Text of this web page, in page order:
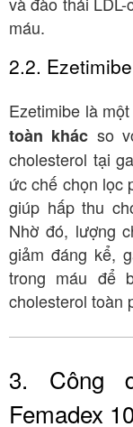
máu.
2.2.
Ezetimibe là
toàn khác so
cholesterol tại
ức chế chọn lọc
giúp hấp thu
Nhờ đó, lượng
giảm đáng kể,
trong máu để
cholesterol toàn
3. Công
Femadex